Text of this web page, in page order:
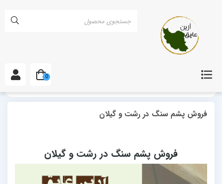
فروش پشم سنگ در رشت و گیلان
فروش پشم سنگ در رشت و گیلان
0